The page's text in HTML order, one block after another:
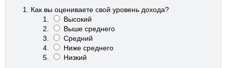
Как вы оцениваете свой уровень дохода?
Высокий
Выше среднего
Средний
Ниже среднего
Низкий